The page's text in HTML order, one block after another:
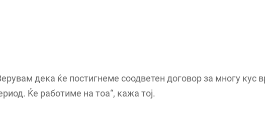
дека ќе постигнеме соодветен договор за многу кус
Ќе работиме на тоа“, кажа тој.